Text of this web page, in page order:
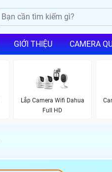
GIỚI THIỆU CAMERA
Lắp Camera Wifi Dahua
Full HD